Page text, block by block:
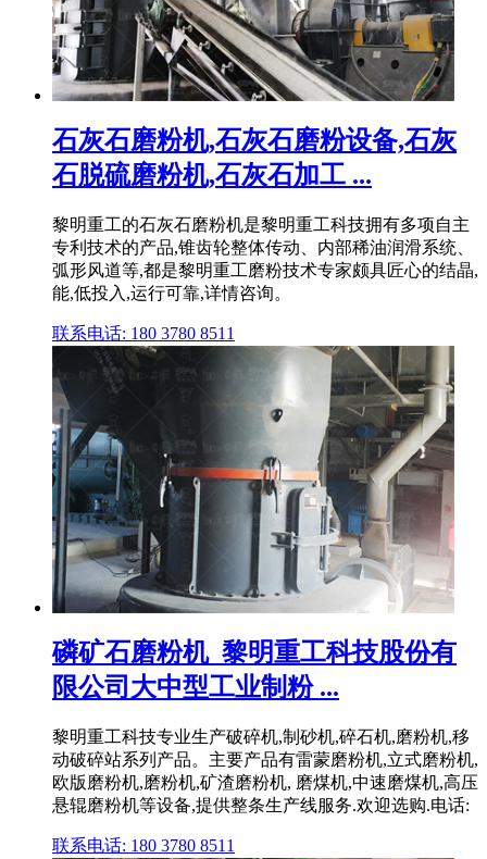
石灰石磨粉机,石灰石磨粉设备,石灰
石脱硫磨粉机,石灰石加工 ...
黎明重工的石灰石磨粉机是黎明重工科技拥有多项自主
专利技术的产品,锥齿轮整体传动、内部稀油润滑系统、
弧形风道等,都是黎明重工磨粉技术专家颇具匠心的结晶,
能,低投入,运行可靠,详情咨询。
联系电话: 180 3780 8511
磷矿石磨粉机_黎明重工科技股份有
限公司大中型工业制粉 ...
黎明重工科技专业生产破碎机,制砂机,碎石机,磨粉机,移
动破碎站系列产品。主要产品有雷蒙磨粉机,立式磨粉机,
欧版磨粉机,磨粉机,矿渣磨粉机, 磨煤机,中速磨煤机,高压
悬辊磨粉机等设备,提供整条生产线服务.欢迎选购.电话:
联系电话: 180 3780 8511